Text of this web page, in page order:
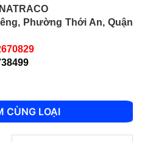
Phường Thới An, Quận
CÙNG LOẠI